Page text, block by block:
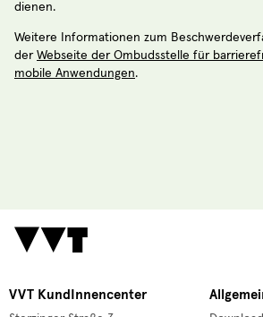
dienen.
Weitere Informationen zum
der Webseite der Ombudsstelle für
mobile Anwendungen.
VVT KundInnencenter